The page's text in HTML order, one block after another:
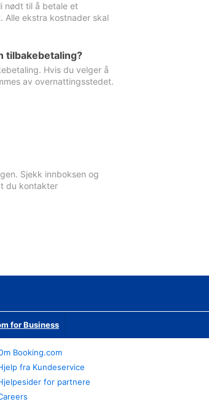
nødt til å betale et
Alle ekstra kostnader skal
tilbakebetaling?
Hvis du velger å
av overnattingsstedet.
Sjekk innboksen og
du kontakter
for Business
Booking.com
fra Kundeservice
for partnere